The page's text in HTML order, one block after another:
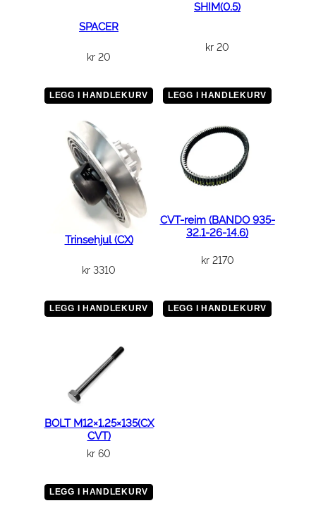
SPACER
kr 20
LEGG I HANDLEKURV
SHIM(0.5)
kr 20
LEGG I HANDLEKURV
Trinsehjul (CX)
kr 3310
LEGG I HANDLEKURV
CVT-reim (BANDO 935-
32.1-26-14.6)
kr2170
LEGG I HANDLEKURV
BOLT M12×1.25×135(CX
CVT)
kr 60
LEGG I HANDLEKURV